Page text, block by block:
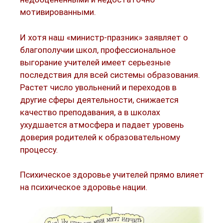
мотивированными.​
И хотя наш «министр-празник» заявляет о
благополучии школ, профессиональное
выгорание учителей имеет серьезные
последствия для всей системы образования.
Растет число увольнений и переходов в
другие сферы деятельности, снижается
качество преподавания, а в школах
ухудшается атмосфера и падает уровень
доверия родителей к образовательному
процессу.
Психическое здоровье учителей прямо влияет
на психическое здоровье нации.